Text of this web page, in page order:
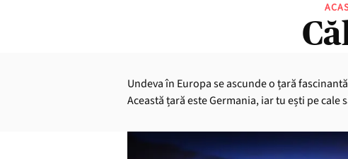
Undeva în Europa se ascunde o țară
Această țară este Germania, iar tu ești pe